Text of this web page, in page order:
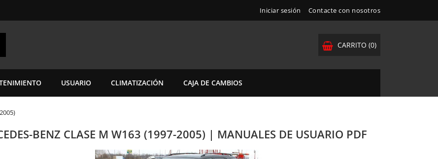
Iniciar sesión Contacte con nosotros
CARRITO (0)
USUARIO CLIMATIZACIÓN CAJA DE CAMBIOS
BENZ CLASE M W163 (1997-2005) | MANUALES DE USUARIO PDF